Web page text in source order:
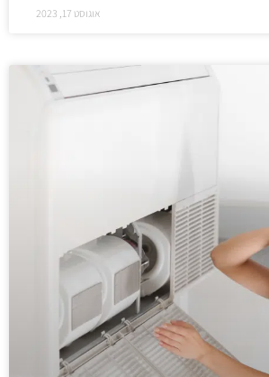
אוגוסט 17, 2023